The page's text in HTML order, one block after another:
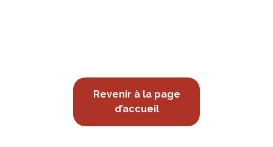
Revenir à la page
d’accueil